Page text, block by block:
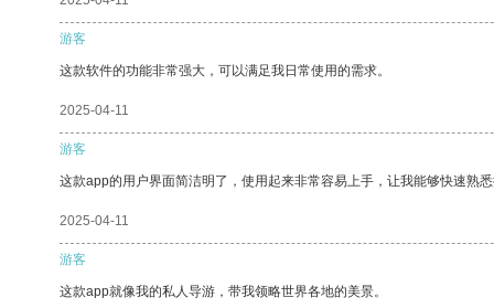
游客
这款软件的功能非常强大，可以满足我日常使用的需求。
2025-04-11
游客
这款app的用户界面简洁明了，使用起来非常容易上手，让我能够快速熟悉
2025-04-11
游客
这款app就像我的私人导游，带我领略世界各地的美景。